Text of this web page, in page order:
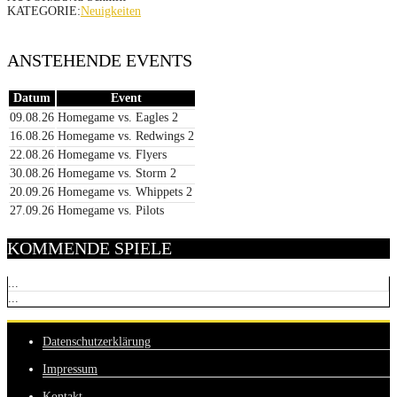
KATEGORIE:Neuigkeiten
ANSTEHENDE EVENTS
Datum
Event
09.08.26 Homegame vs. Eagles 2
16.08.26 Homegame vs. Redwings 2
22.08.26 Homegame vs. Flyers
30.08.26 Homegame vs. Storm 2
20.09.26 Homegame vs. Whippets 2
27.09.26 Homegame vs. Pilots
KOMMENDE SPIELE
...
...
Datenschutzerklärung
Impressum